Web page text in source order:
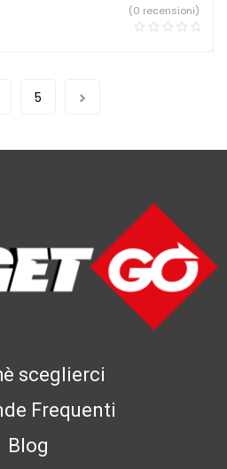
(0 recensioni)
5
sceglierci
Frequenti
Blog